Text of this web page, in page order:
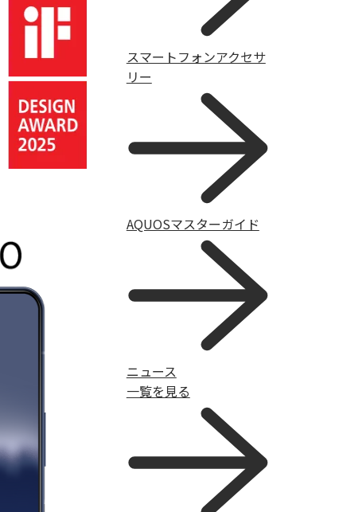
スマートフォンアクセサ
リー
AQUOSマスターガイド
ニュース
一覧を見る